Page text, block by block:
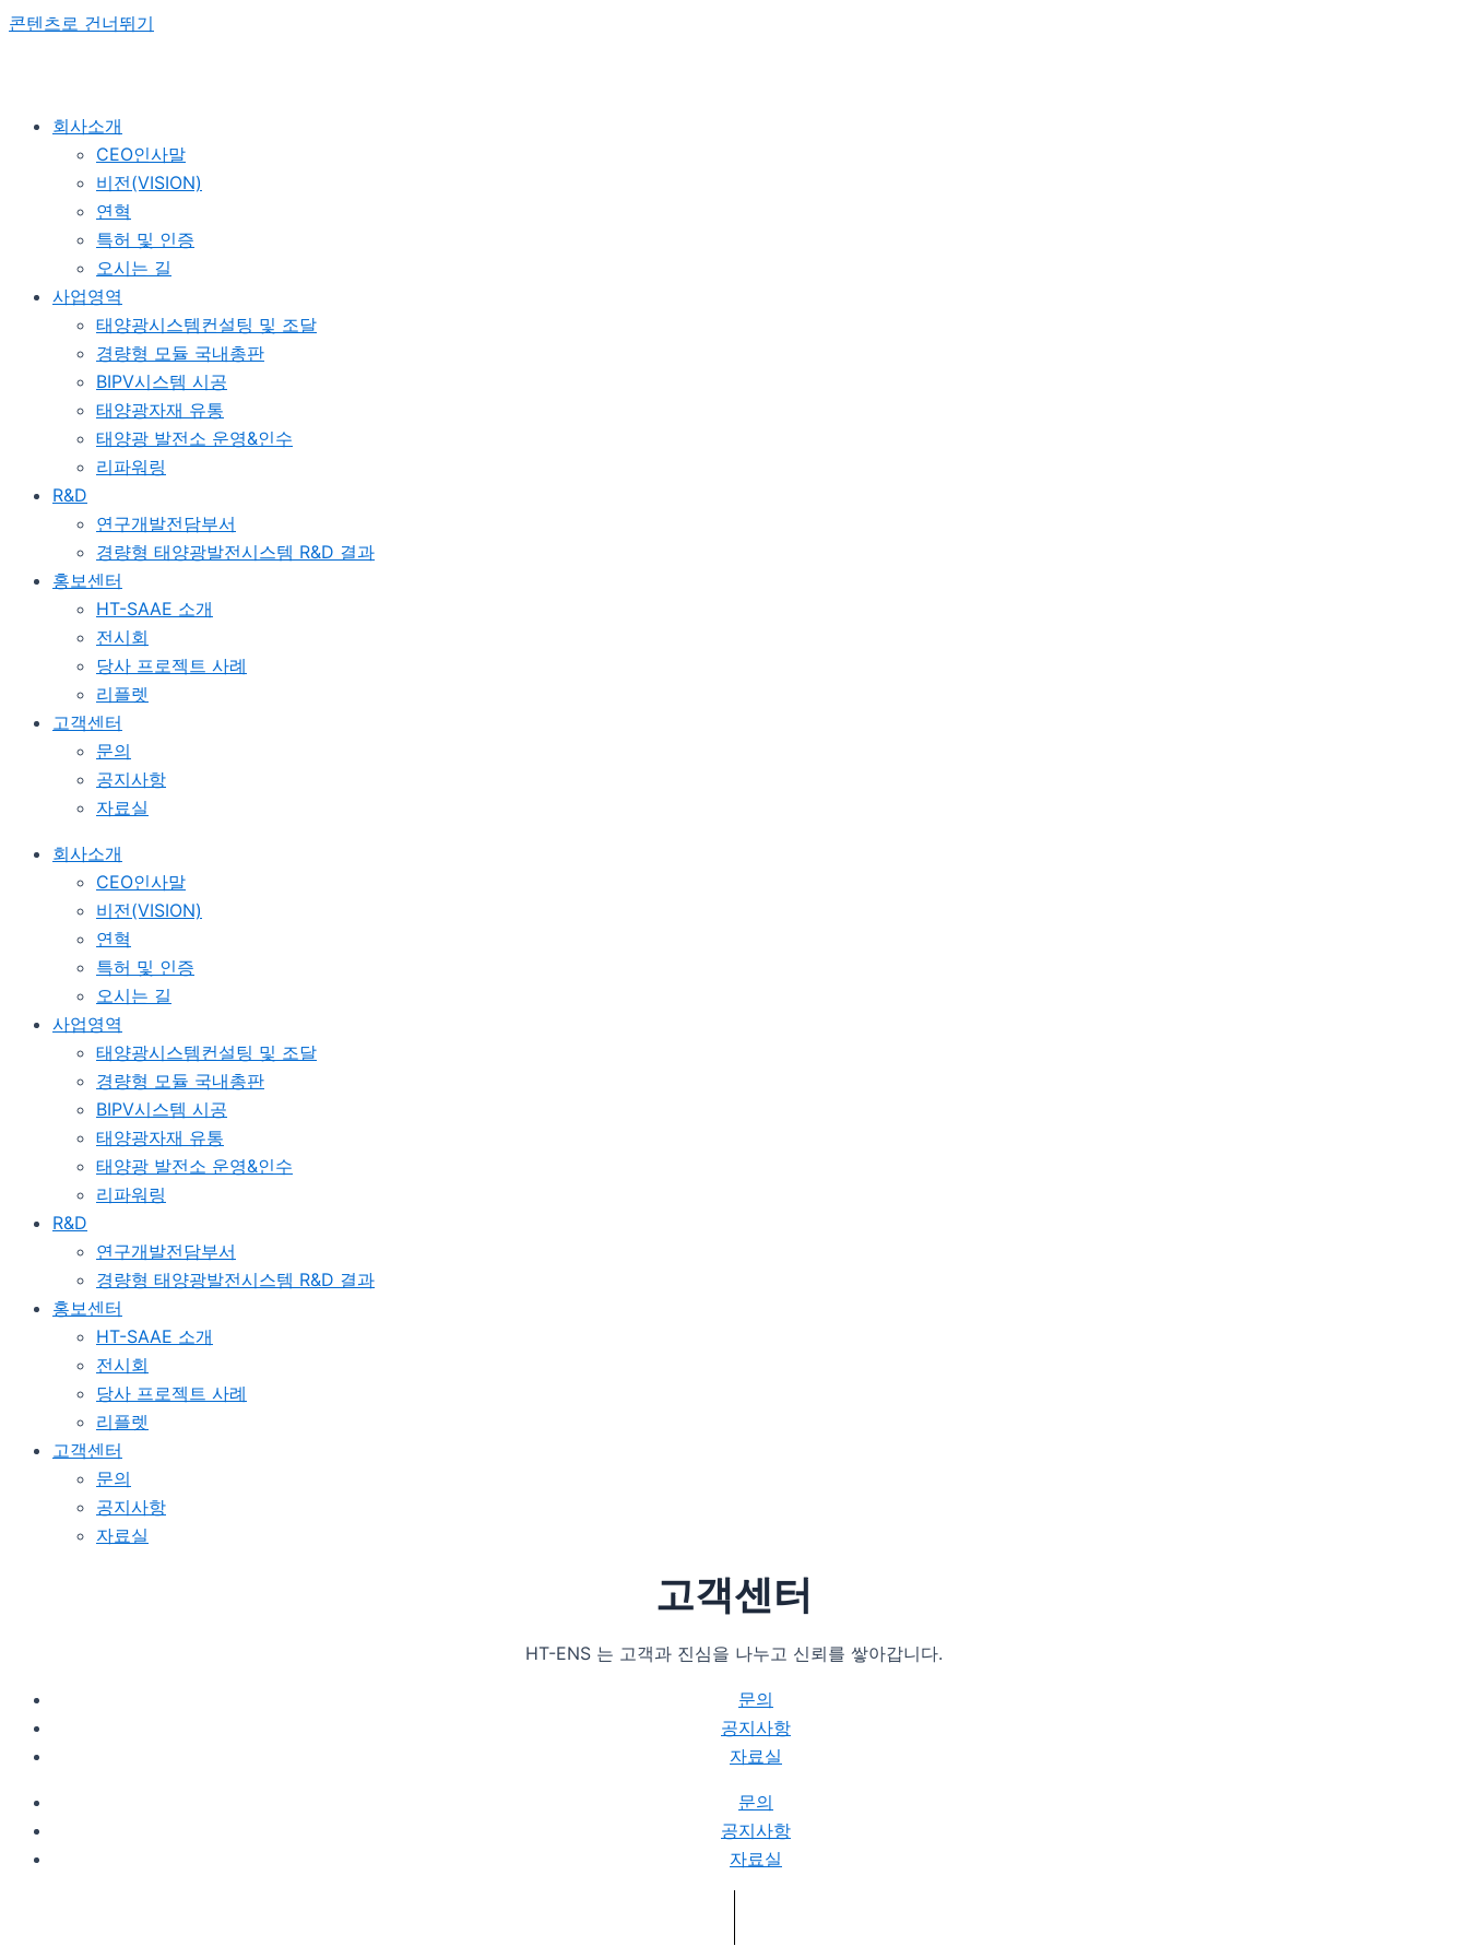
콘텐츠로 건너뛰기
회사소개
CEO인사말
비전(VISION)
연혁
특허 및 인증
오시는 길
사업영역
태양광시스템컨설팅 및 조달
경량형 모듈 국내총판
BIPV시스템 시공
태양광자재 유통
태양광 발전소 운영&인수
리파워링
R&D
연구개발전담부서
경량형 태양광발전시스템 R&D 결과
홍보센터
HT-SAAE 소개
전시회
당사 프로젝트 사례
리플렛
고객센터
문의
공지사항
자료실
회사소개
CEO인사말
비전(VISION)
연혁
특허 및 인증
오시는 길
사업영역
태양광시스템컨설팅 및 조달
경량형 모듈 국내총판
BIPV시스템 시공
태양광자재 유통
태양광 발전소 운영&인수
리파워링
R&D
연구개발전담부서
경량형 태양광발전시스템 R&D 결과
홍보센터
HT-SAAE 소개
전시회
당사 프로젝트 사례
리플렛
고객센터
문의
공지사항
자료실
고객센터
HT-ENS 는 고객과 진심을 나누고 신뢰를 쌓아갑니다.
문의
공지사항
자료실
문의
공지사항
자료실